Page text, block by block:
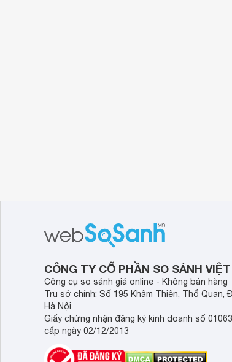
CÔNG TY CỔ PHẦN SO SÁNH
Công cụ so sánh giá online - Không bán hàng
Trụ sở chính: Số 195 Khâm Thiên, Thổ Quan,
Hà Nội
Giấy chứng nhận đăng ký kinh doanh số
cấp ngày 02/12/2013